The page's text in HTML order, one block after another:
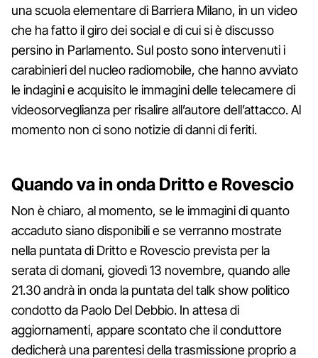
una scuola elementare di Barriera Milano, in un video
che ha fatto il giro dei social e di cui si è discusso
persino in Parlamento. Sul posto sono intervenuti i
carabinieri del nucleo radiomobile, che hanno avviato
le indagini e acquisito le immagini delle telecamere di
videosorveglianza per risalire all’autore dell’attacco. Al
momento non ci sono notizie di danni di feriti.
Quando va in onda Dritto e Rovescio
Non è chiaro, al momento, se le immagini di quanto
accaduto siano disponibili e se verranno mostrate
nella puntata di Dritto e Rovescio prevista per la
serata di domani, giovedì 13 novembre, quando alle
21.30 andrà in onda la puntata del talk show politico
condotto da Paolo Del Debbio. In attesa di
aggiornamenti, appare scontato che il conduttore
dedicherà una parentesi della trasmissione proprio a